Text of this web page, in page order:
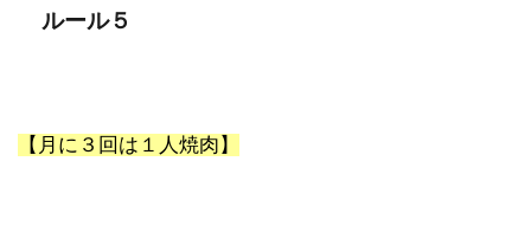
ルール５
【月に３回は１人焼肉】